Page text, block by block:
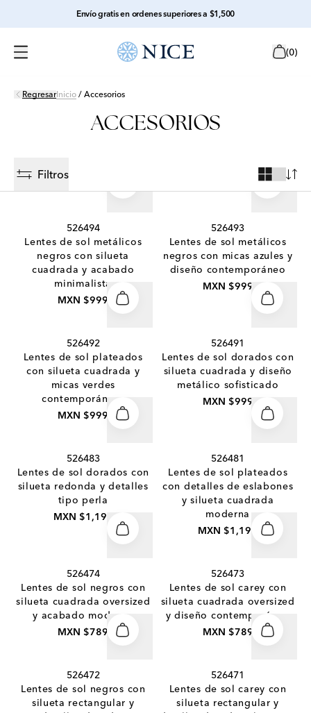
Envío gratis en ordenes superiores a $1,500
(0)
RegresarInicio / Accesorios
ACCESORIOS
Filtros
526494
Lentes de sol metálicos
negros con silueta
cuadrada y acabado
minimalista
MXN $999
526493
Lentes de sol metálicos
negros con micas azules y
diseño contemporáneo
MXN $999
526492
Lentes de sol plateados
con silueta cuadrada y
micas verdes
contemporáneas
MXN $999
526491
Lentes de sol dorados con
silueta cuadrada y diseño
metálico sofisticado
MXN $999
526483
Lentes de sol dorados con
silueta redonda y detalles
tipo perla
MXN $1,199
526481
Lentes de sol plateados
con detalles de eslabones
y silueta cuadrada
moderna
MXN $1,199
526474
Lentes de sol negros con
silueta cuadrada oversized
y acabado moderno
MXN $789
526473
Lentes de sol carey con
silueta cuadrada oversized
y diseño contemporáneo
MXN $789
526472
Lentes de sol negros con
silueta rectangular y
526471
Lentes de sol carey con
silueta rectangular y